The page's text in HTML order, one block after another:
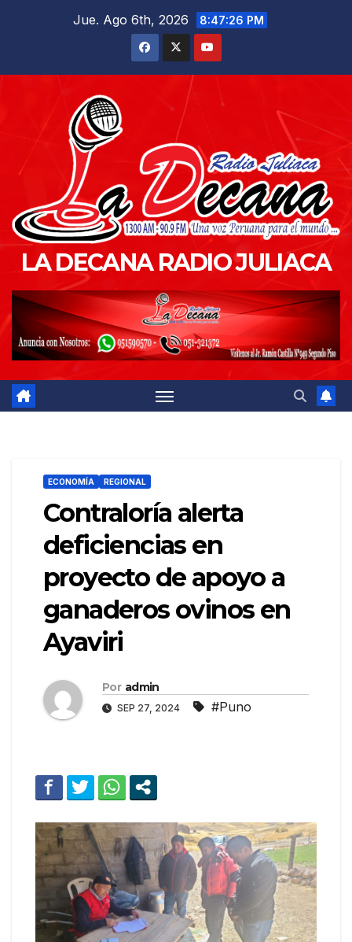
Jue. Ago 6th, 2026 8:47:28 PM
LA DECANA RADIO JULIACA
ECONOMÍA REGIONAL
Contraloría alerta
deficiencias en
proyecto de apoyo a
ganaderos ovinos en
Ayaviri
Por admin
SEP 27, 2024 #Puno